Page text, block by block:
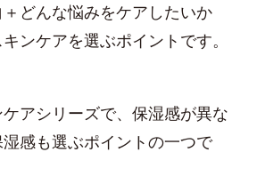
どんな悩みをケアしたいか
ンケアを選ぶポイントです。
アシリーズで、保湿感が異な
感も選ぶポイントの一つで